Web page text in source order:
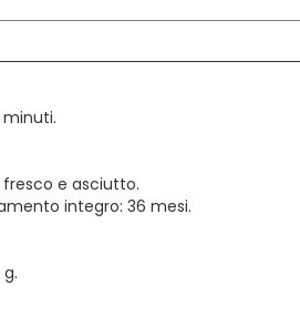
e asciutto.
integro: 36 mesi.